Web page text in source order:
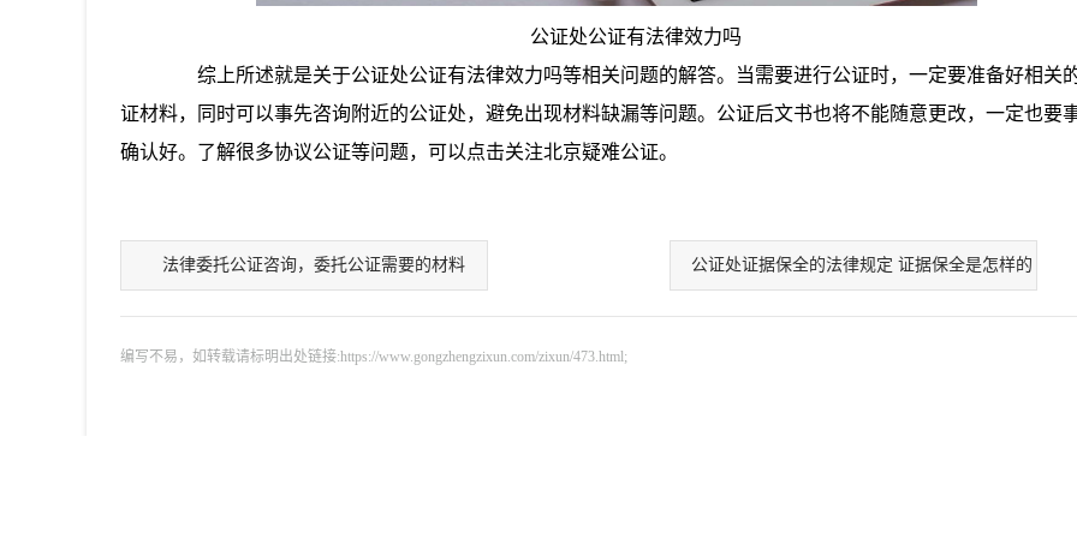
公证处公证有法律效力吗
综上所述就是关于公证处公证有法律效力吗等相关问题的解答。当需要进行公证时，一定要准备好相关
证材料，同时可以事先咨询附近的公证处，避免出现材料缺漏等问题。公证后文书也将不能随意更改，一定也要
确认好。了解很多协议公证等问题，可以点击关注北京疑难公证。
法律委托公证咨询，委托公证需要的材料 公证处证据保全的法律规定 证据保全是怎样的
编写不易，如转载请标明出处链接:https://www.gongzhengzixun.com/zixun/473.html;